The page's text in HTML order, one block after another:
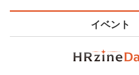
イベント